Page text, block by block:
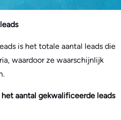
is het totale aantal leads die
waardoor ze waarschijnlijk
aantal gekwalificeerde leads